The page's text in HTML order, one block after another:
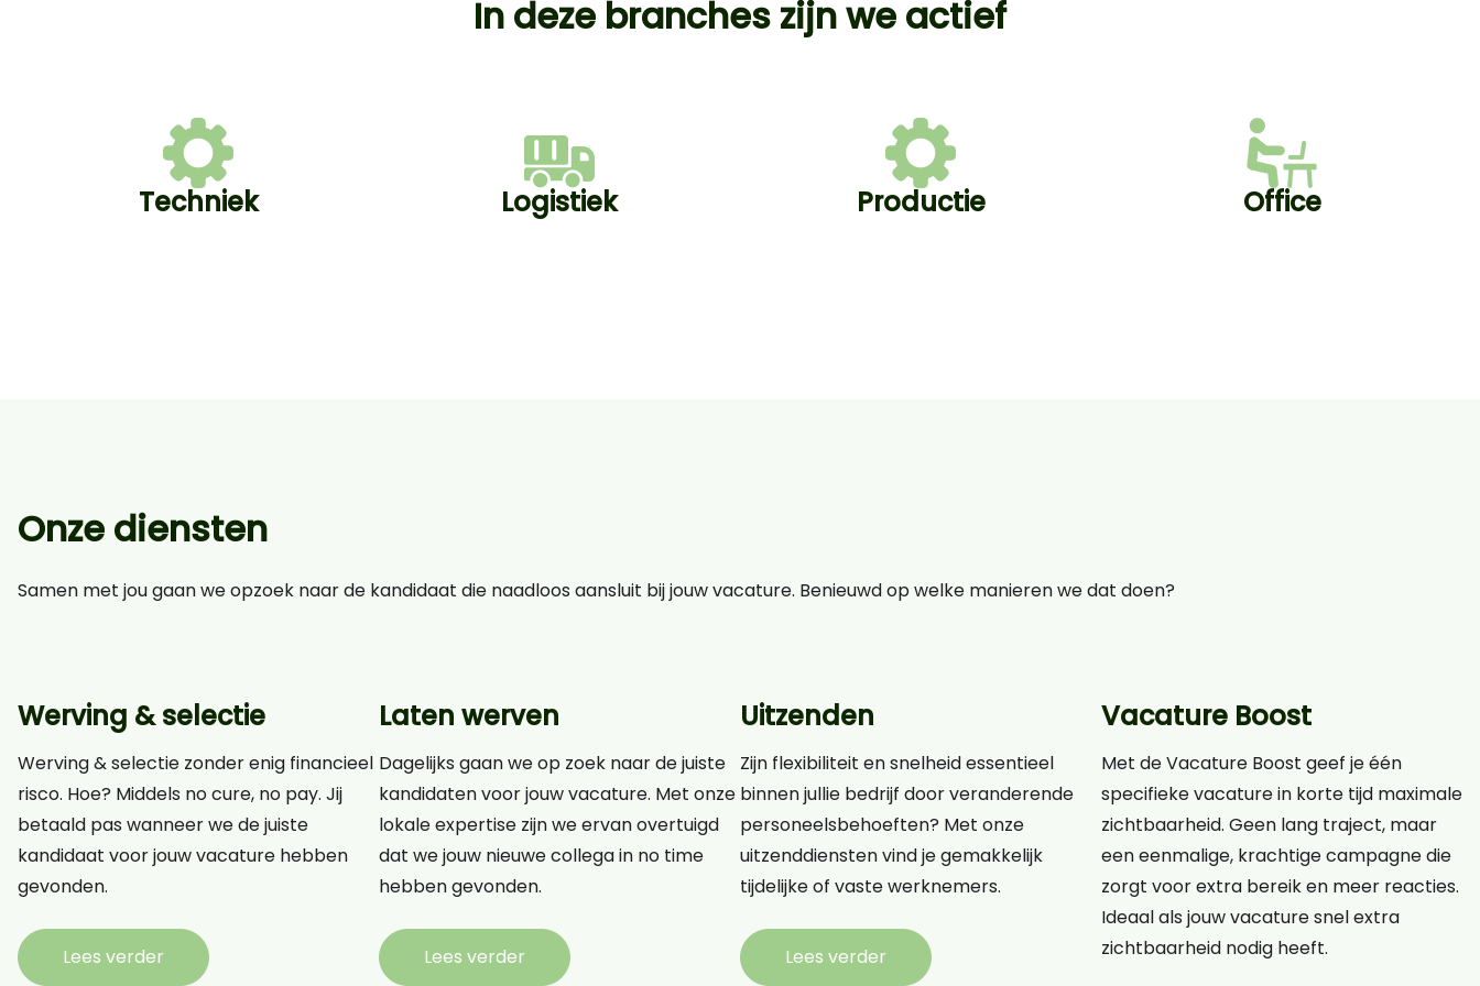
In deze branches zijn we actief
Techniek Logistiek Productie Office
Onze diensten
Samen met jou gaan we opzoek naar de kandidaat die naadloos aansluit bij jouw vacature. Benieuwd op welke manieren we dat doen?
Werving & selectie
Werving & selectie zonder enig financieel
risco. Hoe? Middels no cure, no pay. Jij
betaald pas wanneer we de juiste
kandidaat voor jouw vacature hebben
gevonden.
Lees verder
Laten werven
Dagelijks gaan we op zoek naar de juiste
kandidaten voor jouw vacature. Met onze
lokale expertise zijn we ervan overtuigd
dat we jouw nieuwe collega in no time
hebben gevonden.
Lees verder
Uitzenden
Zijn flexibiliteit en snelheid essentieel
binnen jullie bedrijf door veranderende
personeelsbehoeften? Met onze
uitzenddiensten vind je gemakkelijk
tijdelijke of vaste werknemers.
Lees verder
Vacature Boost
Met de Vacature Boost geef je één
specifieke vacature in korte tijd maximale
zichtbaarheid. Geen lang traject, maar
een eenmalige, krachtige campagne die
zorgt voor extra bereik en meer reacties.
Ideaal als jouw vacature snel extra
zichtbaarheid nodig heeft.